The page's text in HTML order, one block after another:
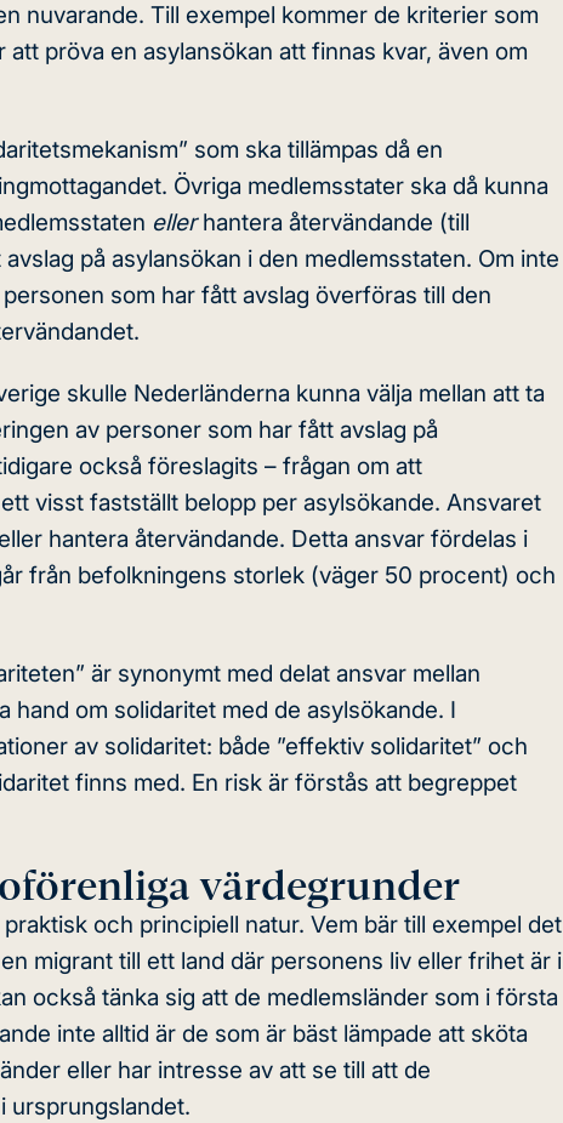
nuvarande. Till exempel kommer de kriterier som
pröva en asylansökan att finnas kvar, även om
som ska tillämpas då en
Övriga medlemsstater ska då kunna
ellerhantera återvändande (till
på asylansökan i den medlemsstaten. Om inte
som har fått avslag överföras till den
skulle Nederländerna kunna välja mellan att ta
av personer som har fått avslag på
också föreslagits – frågan om att
visst fastställt belopp per asylsökande. Ansvaret
hantera återvändande. Detta ansvar fördelas i
från befolkningens storlek (väger 50 procent) och
är synonymt med delat ansvar mellan
hand om solidaritet med de asylsökande. I
av solidaritet: både ”effektiv solidaritet” och
finns med. En risk är förstås att begreppet
värdegrunder
och principiell natur. Vem bär till exempel det
migrant till ett land där personens liv eller frihet är i
också tänka sig att de medlemsländer som i första
inte alltid är de som är bäst lämpade att sköta
eller har intresse av att se till att de
ursprungslandet.